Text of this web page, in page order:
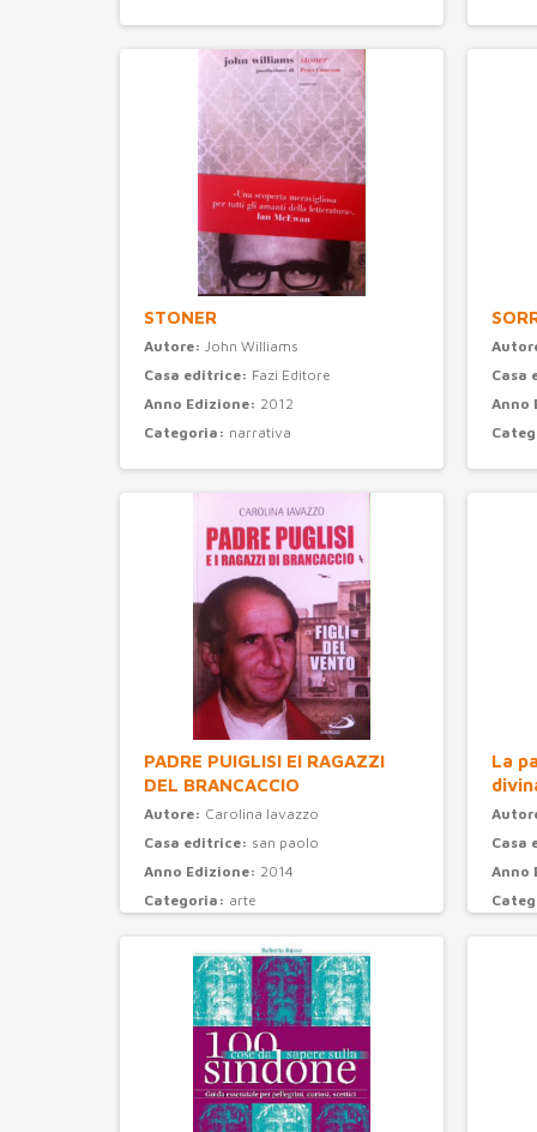
STONER
Autore: John Williams
Casa editrice: Fazi Editore
Anno Edizione: 2012
Categoria: narrativa
Casa
Anno
PADRE PUIGLISI EI RAGAZZI
DEL BRANCACCIO
Autore: Carolina Iavazzo
Casa editrice: san paolo
Anno Edizione: 2014
Categoria: arte
La
Casa
Anno